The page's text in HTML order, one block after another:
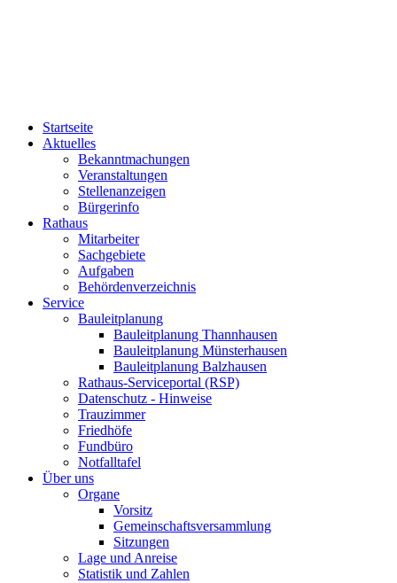
Startseite
Aktuelles
Bekanntmachungen
Veranstaltungen
Stellenanzeigen
Bürgerinfo
Rathaus
Mitarbeiter
Sachgebiete
Aufgaben
Behördenverzeichnis
Service
Bauleitplanung
Bauleitplanung Thannhausen
Bauleitplanung Münsterhausen
Bauleitplanung Balzhausen
Rathaus-Serviceportal (RSP)
Datenschutz - Hinweise
Trauzimmer
Friedhöfe
Fundbüro
Notfalltafel
Über uns
Organe
Vorsitz
Gemeinschaftsversammlung
Sitzungen
Lage und Anreise
Statistik und Zahlen